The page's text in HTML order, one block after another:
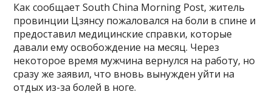
Как сообщает South China Morning Post, житель
провинции Цзянсу пожаловался на боли в спине и
предоставил медицинские справки, которые
давали ему освобождение на месяц. Через
некоторое время мужчина вернулся на работу, но
сразу же заявил, что вновь вынужден уйти на
отдых из-за болей в ноге.